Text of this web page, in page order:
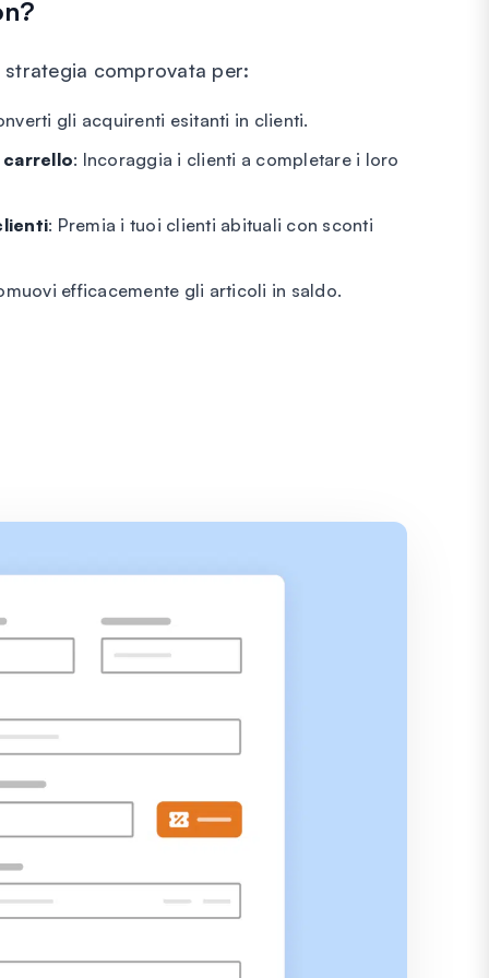
comprovata per:
gli acquirenti esitanti in clienti.
: Incoraggia i clienti a completare i loro
: Premia i tuoi clienti abituali con sconti
efficacemente gli articoli in saldo.